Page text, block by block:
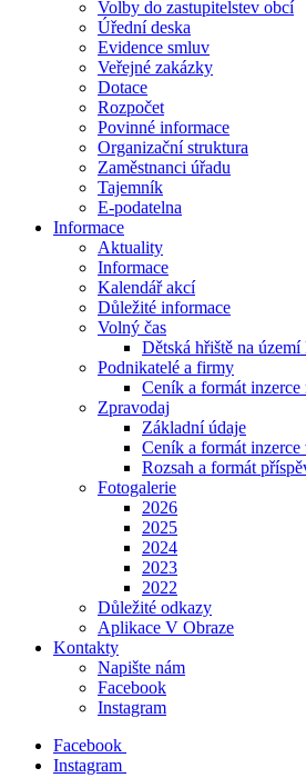
Volby do zastupitelstev obcí
Úřední deska
Evidence smluv
Veřejné zakázky
Dotace
Rozpočet
Povinné informace
Organizační struktura
Zaměstnanci úřadu
Tajemník
E-podatelna
Informace
Aktuality
Informace
Kalendář akcí
Důležité informace
Volný čas
Dětská hřiště na
Podnikatelé a firmy
Ceník a formát inzerce
Zpravodaj
Základní údaje
Ceník a formát inzerce
Rozsah a formát
Fotogalerie
2026
2025
2024
2023
2022
Důležité odkazy
Aplikace V Obraze
Kontakty
Napište nám
Facebook
Instagram
Facebook
Instagram